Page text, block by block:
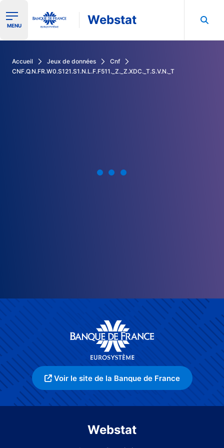
Ouvrir le menu de navigation
MENU Webstat
Accueil Jeux de données
Cnf
CNF.Q.N.FR.W0.S121.S1.N.L.F.F511._Z._Z.XDC._T.S.V.N._T
Voir le site de la Banque de France
Webstat